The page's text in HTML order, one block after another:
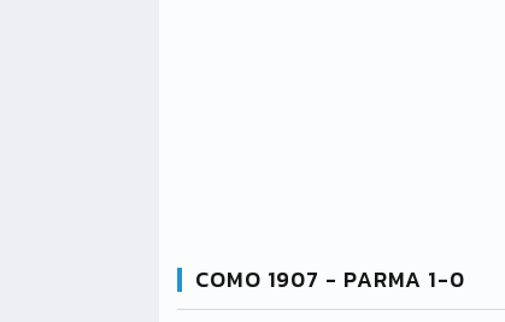
COMO 1907 - PARMA 1-0